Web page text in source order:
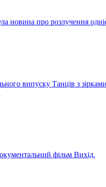
новина про розлучення
випуску Танців з
фільм Вихід.